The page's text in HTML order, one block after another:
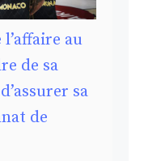
au
de sa
sa
de